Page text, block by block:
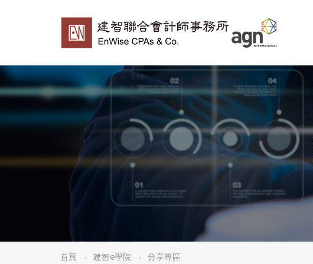
首頁 建智e學院 分享專區